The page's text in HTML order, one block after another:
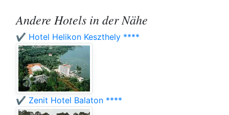
Andere Hotels in der Nähe
✔️ Hotel Helikon Keszthely ****
✔️ Zenit Hotel Balaton ****